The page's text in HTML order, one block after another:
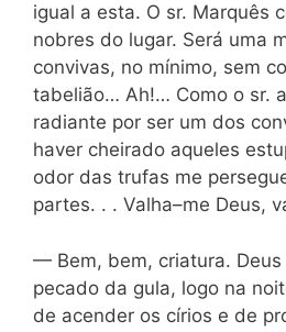
igual a esta. O sr. Marquês
nobres do lugar. Será uma
convivas, no mínimo, sem
tabelião… Ah!… Como o sr.
radiante por ser um dos
haver cheirado aqueles
odor das trufas me
partes. . . Valha–me Deus,
— Bem, bem, criatura.
pecado da gula, logo na
de acender os círios e de